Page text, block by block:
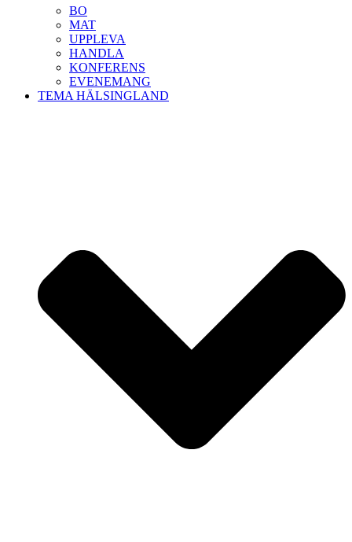
BO
MAT
UPPLEVA
HANDLA
KONFERENS
EVENEMANG
TEMA HÄLSINGLAND